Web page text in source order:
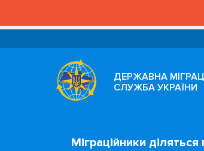
ДЕРЖАВНА
СЛУЖБА УКРАЇНИ
Міграційники